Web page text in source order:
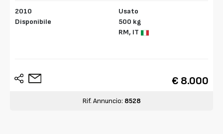
2010
Disponibile
Usato
500 kg
RM, IT
€ 8.000
Rif. Annuncio: 8528